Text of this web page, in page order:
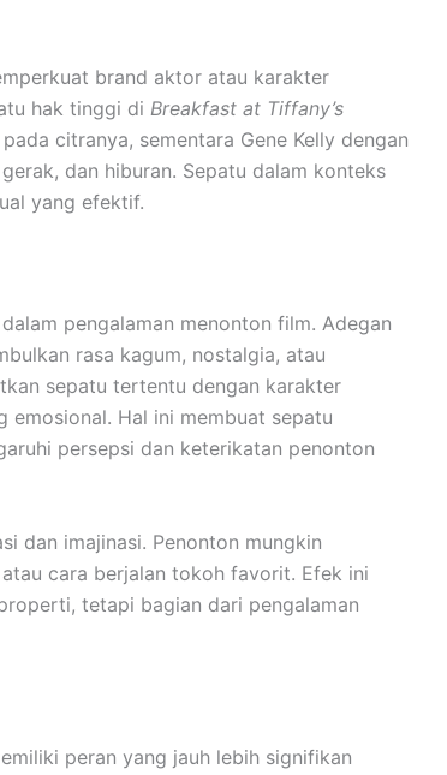
brand aktor atau karakter
hak tinggi di Breakfast at Tiffany’s
citranya, sementara Gene Kelly dengan
dan hiburan. Sepatu dalam konteks
yang efektif.
pengalaman menonton film. Adegan
rasa kagum, nostalgia, atau
sepatu tertentu dengan karakter
Hal ini membuat sepatu
persepsi dan keterikatan penonton
dan imajinasi. Penonton mungkin
cara berjalan tokoh favorit. Efek ini
tetapi bagian dari pengalaman
peran yang jauh lebih signifikan